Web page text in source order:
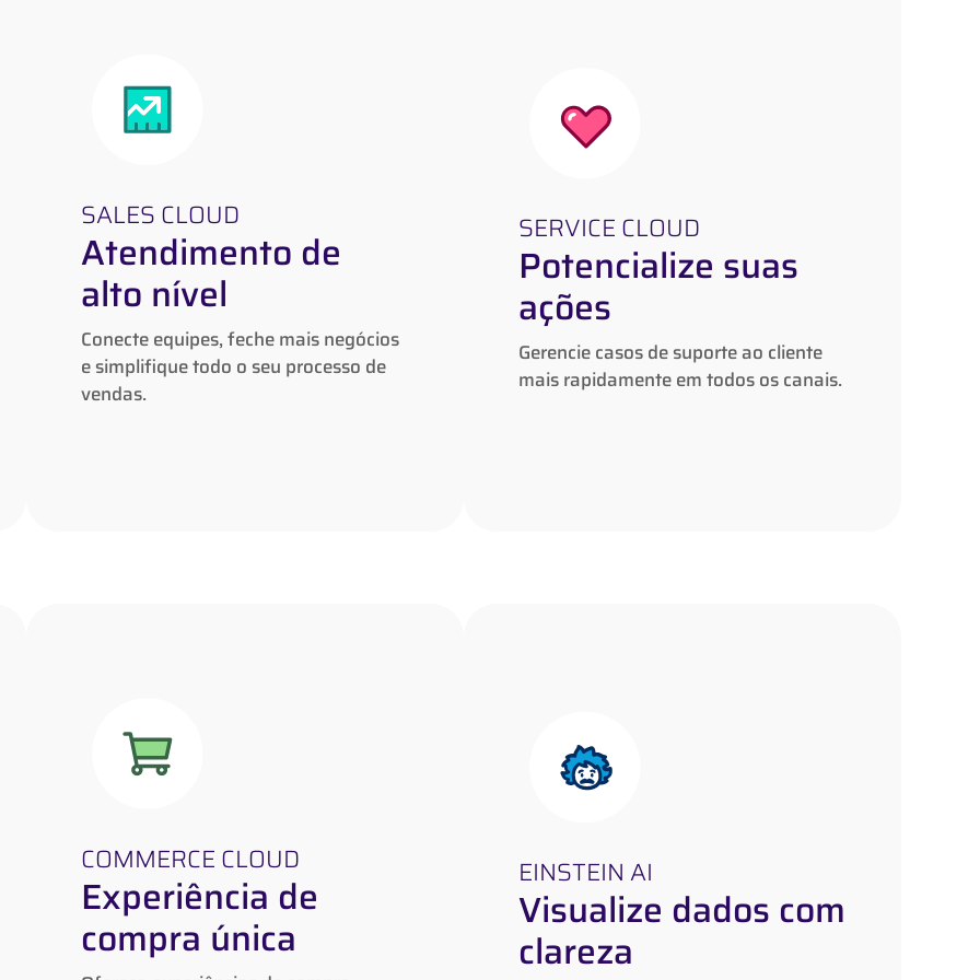
SALES CLOUD
Atendimento de
alto nível
Conecte equipes, feche mais negócios
e simplifique todo o seu processo de
vendas.
Atendimento de
alto nível
Conecte equipes, feche mais negócios e
vendas.
SERVICE CLOUD
Potencialize suas
ações
Gerencie casos de suporte ao cliente
mais rapidamente em todos os canais.
Potencialize suas
ações
Gerencie casos de suporte ao cliente
mais rapidamente em todos os canais.
COMMERCE CLOUD
Experiência de
compra única
Experiência de
compra única
Ofereça experiências de compra
EINSTEIN AI
Visualize dados com
clareza
Visualize dados
com clareza
Crie experiências de IA personalizáveis,